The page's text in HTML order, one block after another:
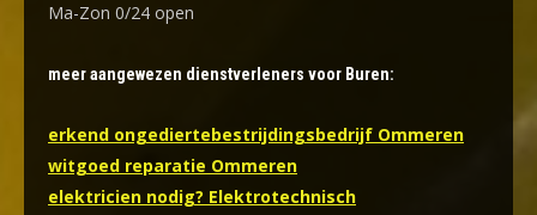
Ma-Zon 0/24 open
meer aangewezen dienstverleners voor Buren:
erkend ongediertebestrijdingsbedrijf Ommeren
witgoed reparatie Ommeren
elektricien nodig? Elektrotechnisch